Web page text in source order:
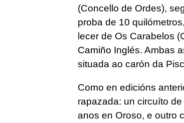
(Concello de Ordes),
proba de 10
lecer de Os Carabelos
Camiño Inglés. Ambas
situada ao carón da
Como en edicións
rapazada: un circuíto
anos en Oroso, e outro